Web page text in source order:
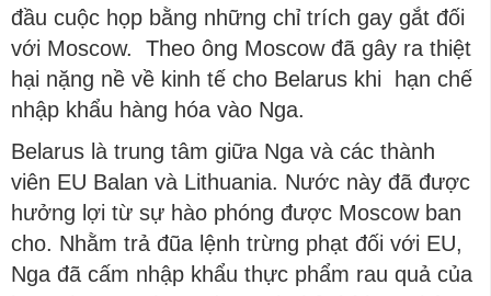
đầu cuộc họp bằng những chỉ trích gay gắt đối
với Moscow. Theo ông Moscow đã gây ra thiệt
hại nặng nề về kinh tế cho Belarus khi hạn chế
nhập khẩu hàng hóa vào Nga.
Belarus là trung tâm giữa Nga và các thành
viên EU Balan và Lithuania. Nước này đã được
hưởng lợi từ sự hào phóng được Moscow ban
cho. Nhằm trả đũa lệnh trừng phạt đối với EU,
Nga đã cấm nhập khẩu thực phẩm rau quả của